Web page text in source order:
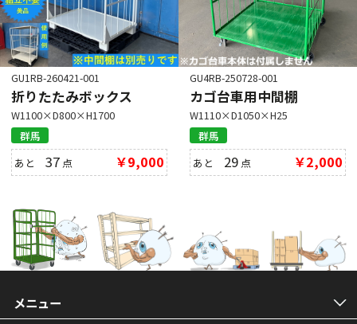
GU1RB-260421-001
折りたたみボックス
W1100×D800×H1700
群馬
あと37 点 ￥9,000
GU4RB-250728-001
カゴ台車用中間棚
W1110×D1050×H25
群馬
あと 29 点 ￥2,000
メニュー